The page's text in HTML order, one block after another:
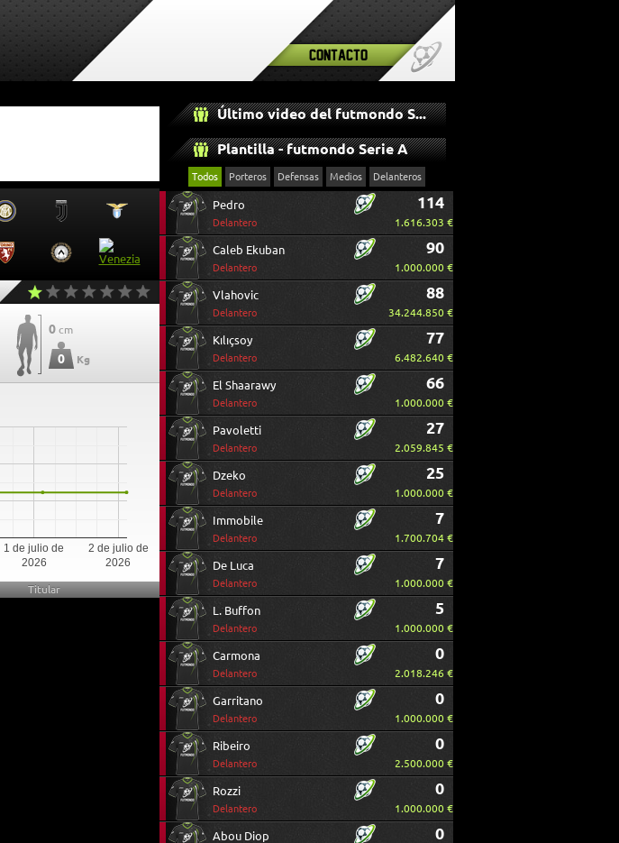
Contacto
0 cm
0 Kg
1 de julio de
2026
2 de julio de
2026
Titular
Último video del futmondo Serie A
Plantilla - futmondo Serie A
Todos Porteros Defensas Medios Delanteros
Pedro
Delantero
114
1.616.303 €
Caleb Ekuban
Delantero
90
1.000.000 €
Vlahovic
Delantero
88
34.244.850 €
Kılıçsoy
Delantero
77
6.482.640 €
El Shaarawy
Delantero
66
1.000.000 €
Pavoletti
Delantero
27
2.059.845 €
Dzeko
Delantero
25
1.000.000 €
Immobile
Delantero
7
1.700.704 €
De Luca
Delantero
7
1.000.000 €
L. Buffon
Delantero
5
1.000.000 €
Carmona
Delantero
0
2.018.246 €
Garritano
Delantero
0
1.000.000 €
Ribeiro
Delantero
0
2.500.000 €
Rozzi
Delantero
0
1.000.000 €
Abou Diop 0